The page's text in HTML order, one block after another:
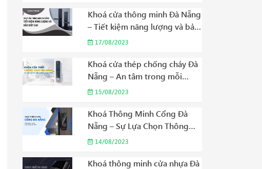
Khoá cửa thông minh Đà Nẵng
– Tiết kiệm năng lượng và bảo
mật cao Năm 2023
17/08/2023
Khoá cửa thép chống cháy Đà
Nẵng – An tâm trong mỗi
không gian sống Năm 2023
15/08/2023
Khoá Thông Minh Cổng Đà
Nẵng – Sự Lựa Chọn Thông
Minh Cho Cuộc Sống Hiện Đại
14/08/2023
Khoá thông minh cửa nhựa Đà